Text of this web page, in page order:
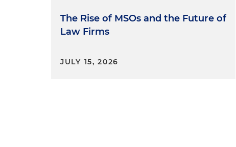
The Rise of MSOs and the Future of
Law Firms
JULY 15, 2026